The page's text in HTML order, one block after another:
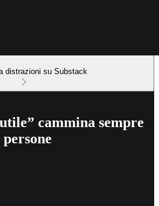
distrazioni su Substack
cammina sempre